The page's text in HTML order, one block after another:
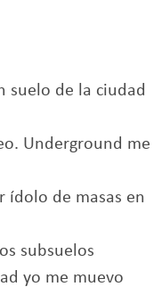
suelo de la ciudad
Underground me
ídolo de masas en
subsuelos
yo me muevo